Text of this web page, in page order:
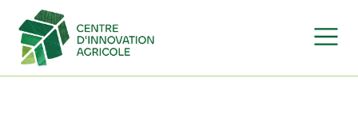
Skip to content
MAIN NAVIGATION